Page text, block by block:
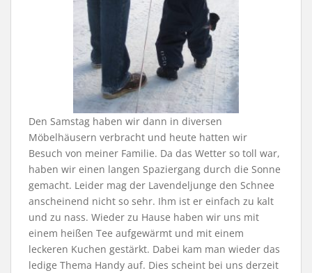
Den Samstag haben wir dann in diversen
Möbelhäusern verbracht und heute hatten wir
Besuch von meiner Familie. Da das Wetter so toll war,
haben wir einen langen Spaziergang durch die Sonne
gemacht. Leider mag der Lavendeljunge den Schnee
anscheinend nicht so sehr. Ihm ist er einfach zu kalt
und zu nass. Wieder zu Hause haben wir uns mit
einem heißen Tee aufgewärmt und mit einem
leckeren Kuchen gestärkt. Dabei kam man wieder das
ledige Thema Handy auf. Dies scheint bei uns derzeit